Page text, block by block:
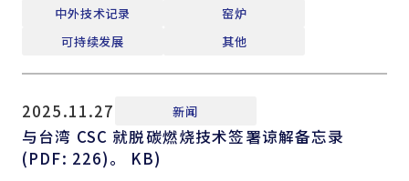
中外技术记录
窑炉
可持续发展
其他
2025.11.27 新闻
与台湾 CSC 就脱碳燃烧技术签署谅解备忘录
(PDF: 226)。 KB)